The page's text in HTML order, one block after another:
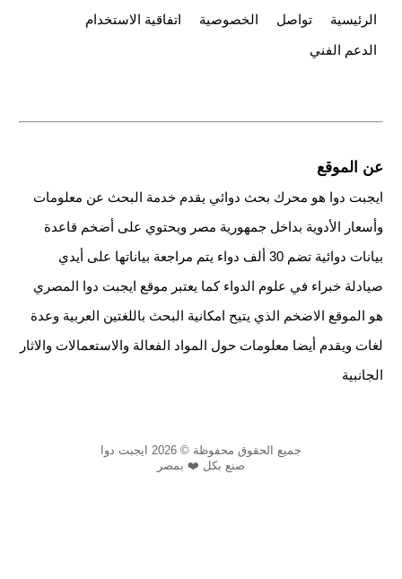
الرئيسية تواصل الخصوصية
اتفاقية الاستخدام
الدعم الفني
عن الموقع
ايجبت دوا هو محرك بحث دوائي يقدم خدمة البحث عن معلومات
وأسعار الأدوية بداخل جمهورية مصر ويحتوي على أضخم قاعدة
بيانات دوائية تضم 30 ألف دواء يتم مراجعة بياناتها على أيدي
صيادلة خبراء في علوم الدواء كما يعتبر موقع ايجبت دوا المصري
هو الموقع الاضخم الذي يتيح امكانية البحث باللغتين العربية وعدة
لغات ويقدم أيضا معلومات حول المواد الفعالة والاستعمالات والاثار
الجانبية
جميع الحقوق محفوظة © 2026 ايجبت دوا
صنع بكل ❤️ بمصر